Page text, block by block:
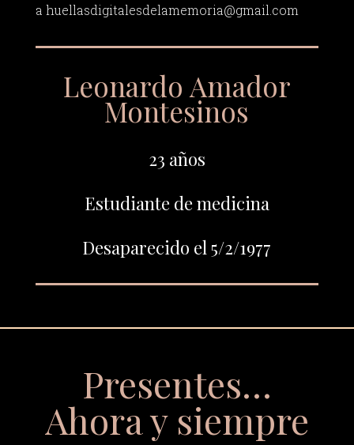
a huellasdigitalesdelamemoria@gmail.com
Leonardo Amador
Montesinos
23 años
Estudiante de medicina
Desaparecido el 5/2/1977
Presentes…
Ahora y siempre